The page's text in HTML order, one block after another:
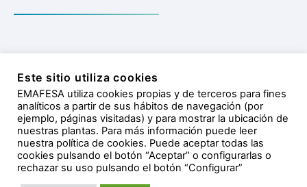
La política medioambiental de EMAFESA está
dirigida al cumplimiento de la normativa,
fomentando tecnologías adecuadas a nuestro
entorno, así como sensibilizando a la ciudadanía
Este sitio utiliza cookies
EMAFESA utiliza cookies propias y de terceros para fines
analíticos a partir de sus hábitos de navegación (por
ejemplo, páginas visitadas) y para mostrar la ubicación de
nuestras plantas. Para más información puede leer
nuestra política de cookies. Puede aceptar todas las
cookies pulsando el botón “Aceptar” o configurarlas o
rechazar su uso pulsando el botón “Configurar”